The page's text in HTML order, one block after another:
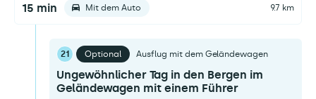
15 min Mit dem Auto 9.7 km
21 Optional Ausflug mit dem Geländewagen
Ungewöhnlicher Tag in den Bergen im
Geländewagen mit einem Führer